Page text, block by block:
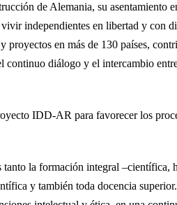
de Alemania, su asentamiento
independientes en libertad y con
en más de 130 países,
continuo diálogo y el intercambio
IDD-AR para favorecer los
la formación integral –científica,
y también toda docencia